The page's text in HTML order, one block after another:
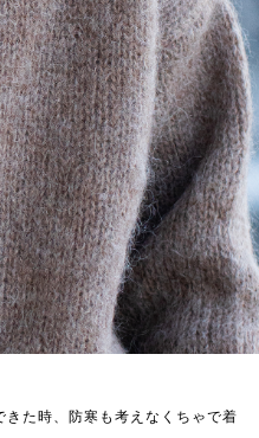
た時、防寒も考えなくちゃで着